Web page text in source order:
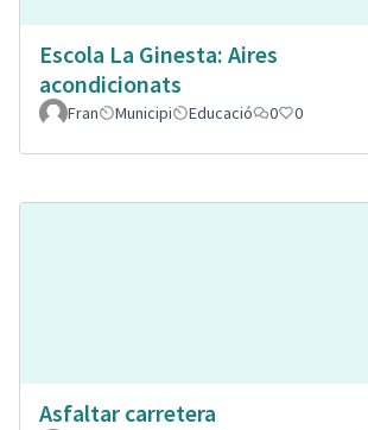
Escola La Ginesta: Aires
acondicionats
Fran Municipi Educació 0 0
Asfaltar carretera